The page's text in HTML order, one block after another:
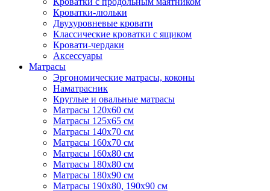
Кроватки-люльки
Двухуровневые кровати
Классические кроватки с ящиком
Кровати-чердаки
Аксессуары
Матрасы
Эргономические матрасы, коконы
Наматрасник
Круглые и овальные матрасы
Матрасы 120х60 см
Матрасы 125х65 см
Матрасы 140х70 см
Матрасы 160х70 см
Матрасы 160х80 см
Матрасы 180х80 см
Матрасы 180х90 см
Матрасы 190х80, 190х90 см